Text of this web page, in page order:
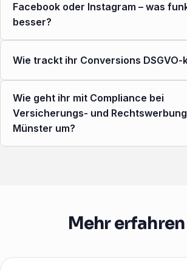
Facebook oder Instagram – was
besser?
Wie trackt ihr Conversions DSGVO-
Wie geht ihr mit Compliance bei
Versicherungs- und
Münster um?
Mehr erfahren